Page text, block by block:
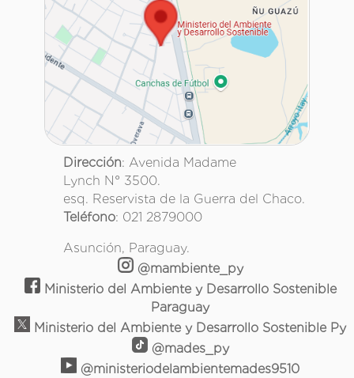
Dirección: Avenida Madame
Lynch N° 3500.
esq. Reservista de la Guerra del Chaco.
Teléfono: 021 2879000
Asunción, Paraguay.
@mambiente_py
Ministerio del Ambiente y Desarrollo Sostenible
Paraguay
Ministerio del Ambiente y Desarrollo Sostenible Py
@mades_py
@ministeriodelambientemades9510